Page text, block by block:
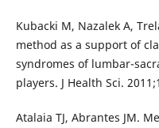
Kubacki M, Nazalek A,
method as a support of
syndromes of lumbar-
players. J Health Sci.
Atalaia TJ, Abrantes JM.